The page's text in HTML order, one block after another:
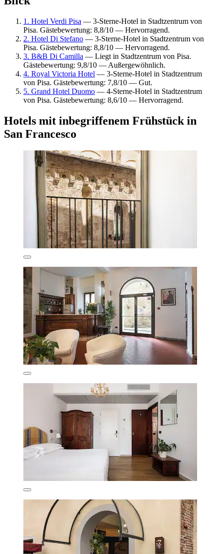
1. Hotel Verdi Pisa — 3-Sterne-Hotel in Stadtzentrum von
Pisa. Gästebewertung: 8,8/10 — Hervorragend.
2. Hotel Di Stefano — 3-Sterne-Hotel in Stadtzentrum von
Pisa. Gästebewertung: 8,8/10 — Hervorragend.
3. B&B Di Camilla — Liegt in Stadtzentrum von Pisa.
Gästebewertung: 9,8/10 — Außergewöhnlich.
4. Royal Victoria Hotel — 3-Sterne-Hotel in Stadtzentrum
von Pisa. Gästebewertung: 7,8/10 — Gut.
5. Grand Hotel Duomo — 4-Sterne-Hotel in Stadtzentrum
von Pisa. Gästebewertung: 8,6/10 — Hervorragend.
Hotels mit inbegriffenem Frühstück in
San Francesco